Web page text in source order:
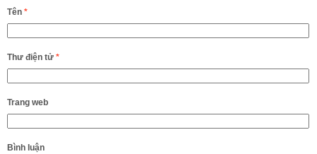
Tên *
Thư điện tử *
Trang web
Bình luận